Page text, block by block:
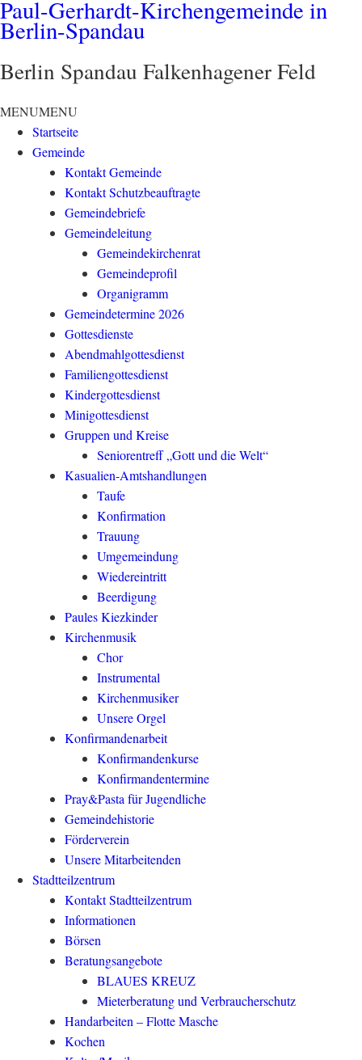
Paul-Gerhardt-Kirchengemeinde in
Berlin-Spandau
Berlin Spandau Falkenhagener Feld
MENUMENU
Startseite
Gemeinde
Kontakt Gemeinde
Kontakt Schutzbeauftragte
Gemeindebriefe
Gemeindeleitung
Gemeindekirchenrat
Gemeindeprofil
Organigramm
Gemeindetermine 2026
Gottesdienste
Abendmahlgottesdienst
Familiengottesdienst
Kindergottesdienst
Minigottesdienst
Gruppen und Kreise
Seniorentreff „Gott und die Welt“
Kasualien-Amtshandlungen
Taufe
Konfirmation
Trauung
Umgemeindung
Wiedereintritt
Beerdigung
Paules Kiezkinder
Kirchenmusik
Chor
Instrumental
Kirchenmusiker
Unsere Orgel
Konfirmandenarbeit
Konfirmandenkurse
Konfirmandentermine
Pray&Pasta für Jugendliche
Gemeindehistorie
Förderverein
Unsere Mitarbeitenden
Stadtteilzentrum
Kontakt Stadtteilzentrum
Informationen
Börsen
Beratungsangebote
BLAUES KREUZ
Mieterberatung und Verbraucherschutz
Handarbeiten – Flotte Masche
Kochen